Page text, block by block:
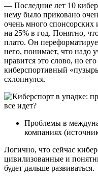
— Последние лет 10
нему было приковано
очень много
на 25% в год. Понятно,
плато. Он
него, понимает, что надо
нравится это слово, но
киберспортивный
схлопнулся.
Проблемы в
компаниях
Логично, что сейчас
цивилизованные и
будет дальше развиваться.